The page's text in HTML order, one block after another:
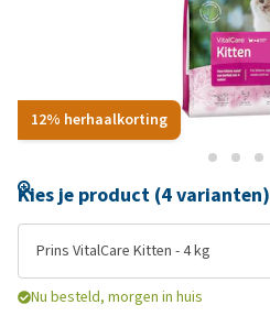
12% herhaalkorting
Kies je product (4 varianten)
Prins VitalCare Kitten - 4 kg
Nu besteld, morgen in huis